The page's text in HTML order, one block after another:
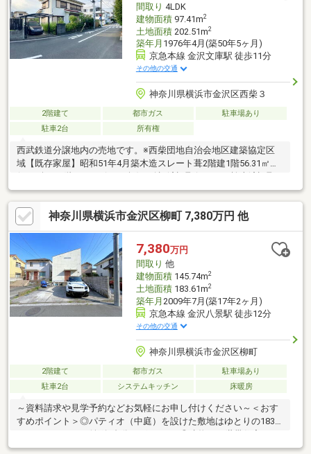
間取り 4LDK
建物面積97.41m2
土地面積202.51m2
築年月 1976年4月(築50年5ヶ月)
京急本線 金沢文庫駅 徒歩11分
その他の交通
神奈川県横浜市金沢区西柴３
2階建て 都市ガス
駐車場あり
駐車2台
所有権
西武鉄道分譲地内の売地です。※西柴団地自治会地区建築協定区
域【既存家屋】昭和51年4月築木造スレート葺2階建1階56.31㎡
得あり詳細は、担当：中島（なかじま）へお気軽にお問合せくだ
さい
神奈川県横浜市金沢区柳町 7,380万円 他
7,380万円
間取り 他
建物面積145.74m2
土地面積183.61m2
築年月 2009年7月(築17年2ヶ月)
京急本線 金沢八景駅 徒歩12分
その他の交通
神奈川県横浜市金沢区柳町
2階建て 都市ガス
駐車場あり
駐車2台
システムキッチン 床暖房
～資料請求や見学予約などお気軽にお申し付けください～＜おす
すめポイント＞◎パティオ（中庭）を設けた敷地はゆとりの183
㎡！カースペース並列2台分ございます♪◎建物は二世帯住宅にも
対応するLDK×2、洋室×3、SIC、WIC、納戸の間取りになります！